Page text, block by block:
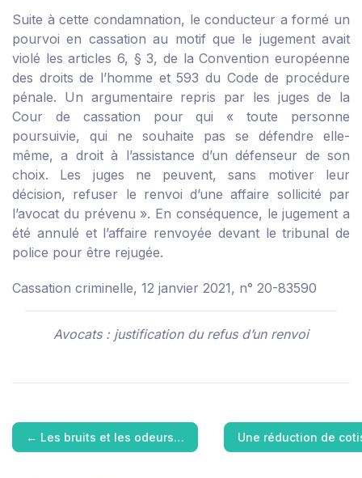
Suite à cette condamnation, le conducteur a formé un
pourvoi en cassation au motif que le jugement avait
violé les articles 6, § 3, de la Convention européenne
des droits de l’homme et 593 du Code de procédure
pénale. Un argumentaire repris par les juges de la
Cour de cassation pour qui « toute personne
poursuivie, qui ne souhaite pas se défendre elle-
même, a droit à l’assistance d’un défenseur de son
choix. Les juges ne peuvent, sans motiver leur
décision, refuser le renvoi d’une affaire sollicité par
l’avocat du prévenu ». En conséquence, le jugement a
été annulé et l’affaire renvoyée devant le tribunal de
police pour être rejugée.
Cassation criminelle, 12 janvier 2021, n° 20-83590
Avocats : justification du refus d’un renvoi
← Les bruits et les odeurs… Une réduction de